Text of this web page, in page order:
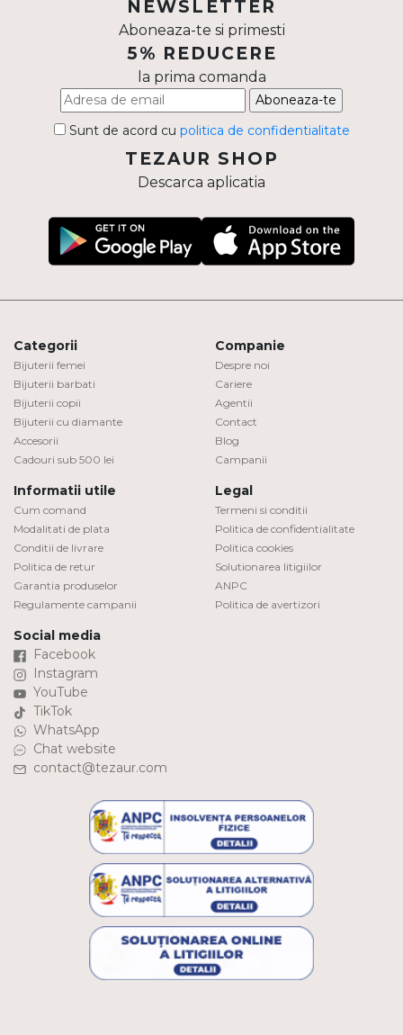
NEWSLETTER
Aboneaza-te si primesti
5% REDUCERE
la prima comanda
Aboneaza-te
Sunt de acord cu politica de confidentialitate
TEZAUR SHOP
Descarca aplicatia
Categorii
Bijuterii femei
Bijuterii barbati
Bijuterii copii
Bijuterii cu diamante
Accesorii
Cadouri sub 500 lei
Companie
Despre noi
Cariere
Agentii
Contact
Blog
Campanii
Informatii utile
Cum comand
Modalitati de plata
Conditii de livrare
Politica de retur
Garantia produselor
Regulamente campanii
Legal
Termeni si conditii
Politica de confidentialitate
Politica cookies
Solutionarea litigiilor
ANPC
Politica de avertizori
Social media
Facebook
Instagram
YouTube
TikTok
WhatsApp
Chat website
contact@tezaur.com